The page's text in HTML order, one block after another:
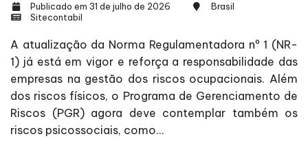
Publicado em 31 de julho de 2026
Brasil
Sitecontabil
A atualização da Norma Regulamentadora nº 1 (NR-
1) já está em vigor e reforça a responsabilidade das
empresas na gestão dos riscos ocupacionais. Além
dos riscos físicos, o Programa de Gerenciamento de
Riscos (PGR) agora deve contemplar também os
riscos psicossociais, como...